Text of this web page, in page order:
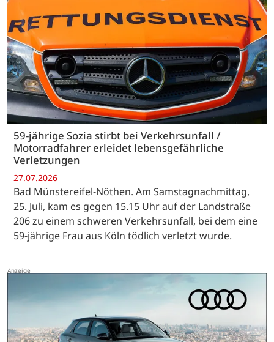
59-jährige Sozia stirbt bei Verkehrsunfall /
Motorradfahrer erleidet lebensgefährliche
Verletzungen
27.07.2026
Bad Münstereifel-Nöthen. Am Samstagnachmittag,
25. Juli, kam es gegen 15.15 Uhr auf der Landstraße
206 zu einem schweren Verkehrsunfall, bei dem eine
59-jährige Frau aus Köln tödlich verletzt wurde.